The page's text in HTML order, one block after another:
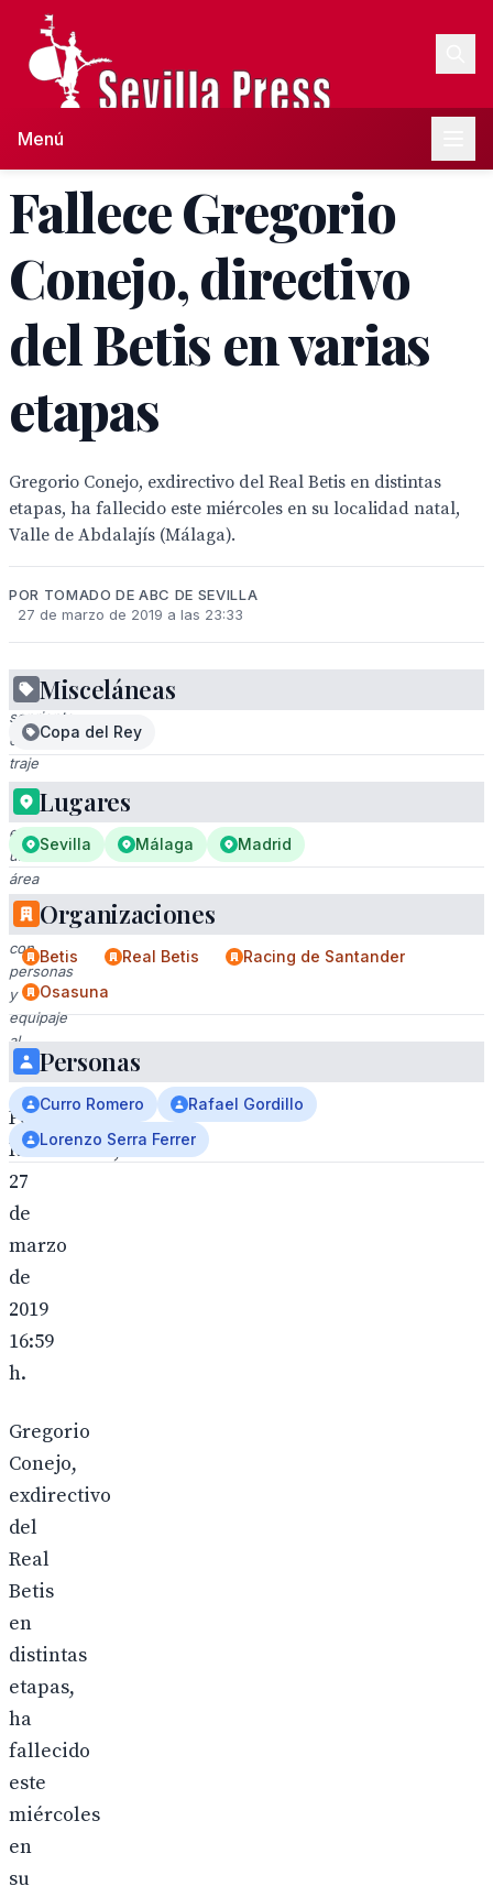
Menú
Fallece Gregorio
Conejo, directivo
del Betis en varias
etapas
Gregorio Conejo, exdirectivo del Real Betis en distintas
etapas, ha fallecido este miércoles en su localidad natal,
Valle de Abdalajís (Málaga).
POR TOMADO DE ABC DE SEVILLA
27 de marzo de 2019 a las 23:33
Hombre
sonriente
en
traje
y
corbata
en
un
área
de
viaje
con
personas
y
equipaje
al
fondo.
Por
REDACCIÓN,
27
de
marzo
de
2019
16:59
h.
Gregorio
Conejo,
exdirectivo
del
Real
Betis
en
distintas
etapas,
ha
fallecido
este
miércoles
en
su
Misceláneas
Copa del Rey
Lugares
Sevilla Málaga Madrid
Organizaciones
Betis Real Betis
Racing de Santander
Osasuna
Personas
Curro Romero
Rafael Gordillo
Lorenzo Serra Ferrer